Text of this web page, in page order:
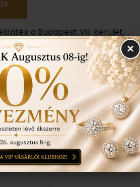
a Budapest VII. kerület,
található üzletünkben történik.
A TERMÉKEKHEZ
INFORMÁCIÓ
×